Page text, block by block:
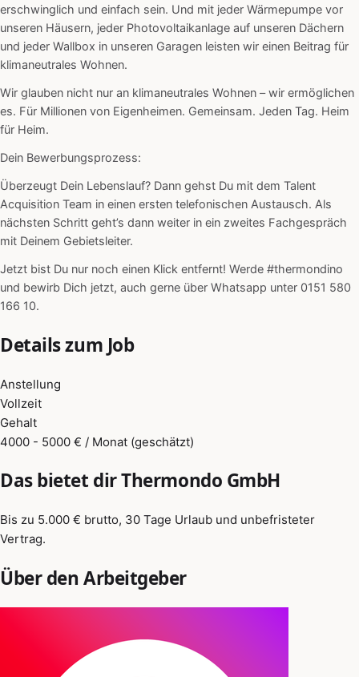
erschwinglich und einfach sein. Und mit jeder Wärmepumpe vor
unseren Häusern, jeder Photovoltaikanlage auf unseren Dächern
und jeder Wallbox in unseren Garagen leisten wir einen Beitrag für
klimaneutrales Wohnen.
Wir glauben nicht nur an klimaneutrales Wohnen – wir ermöglichen
es. Für Millionen von Eigenheimen. Gemeinsam. Jeden Tag. Heim
für Heim.
Dein Bewerbungsprozess:
Überzeugt Dein Lebenslauf? Dann gehst Du mit dem Talent
Acquisition Team in einen ersten telefonischen Austausch. Als
nächsten Schritt geht’s dann weiter in ein zweites Fachgespräch
mit Deinem Gebietsleiter.
Jetzt bist Du nur noch einen Klick entfernt! Werde #thermondino
und bewirb Dich jetzt, auch gerne über Whatsapp unter 0151 580
166 10.
Details zum Job
Anstellung
Vollzeit
Gehalt
4000 - 5000 € / Monat (geschätzt)
Das bietet dir Thermondo GmbH
Bis zu 5.000 € brutto, 30 Tage Urlaub und unbefristeter
Vertrag.
Über den Arbeitgeber